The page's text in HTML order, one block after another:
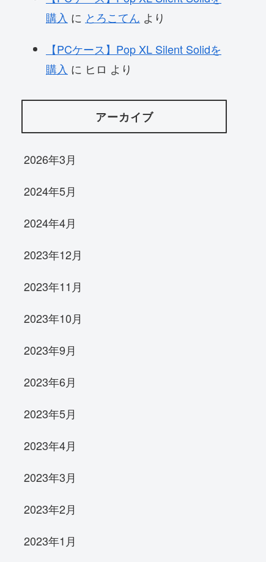
購入 に とろこてん より
【PCケース】Pop XL Silent Solidを
購入 に ヒロ より
アーカイブ
2026年3月
2024年5月
2024年4月
2023年12月
2023年11月
2023年10月
2023年9月
2023年6月
2023年5月
2023年4月
2023年3月
2023年2月
2023年1月